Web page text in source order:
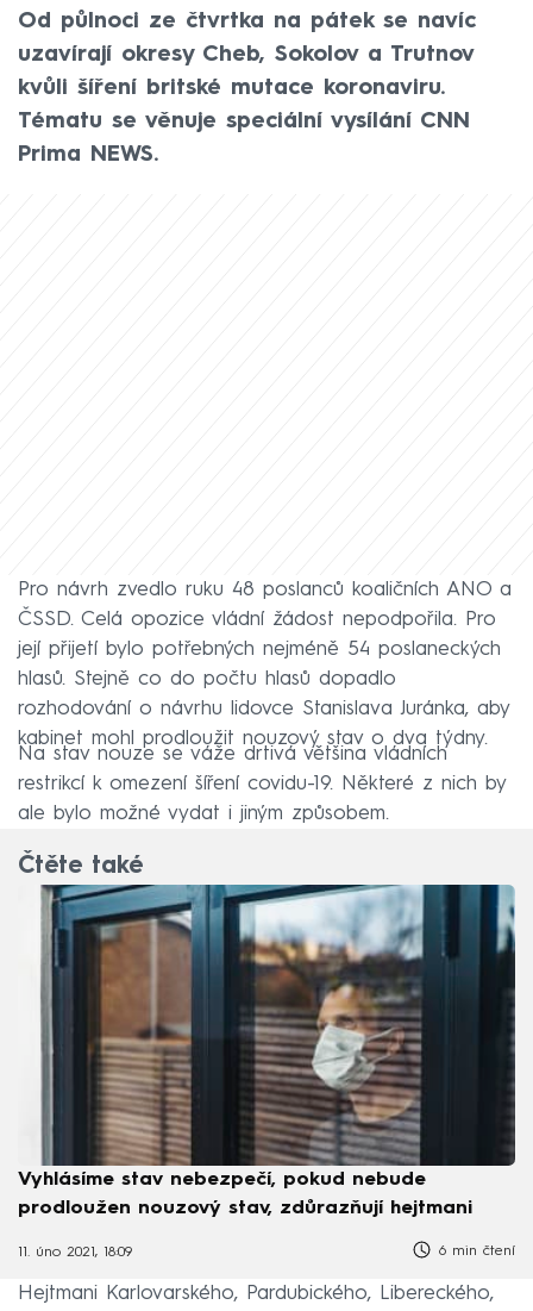
Od půlnoci ze čtvrtka na pátek se navíc
uzavírají okresy Cheb, Sokolov a Trutnov
kvůli šíření britské mutace koronaviru.
Tématu se věnuje speciální vysílání CNN
Prima NEWS.
Pro návrh zvedlo ruku 48 poslanců koaličních ANO a
ČSSD. Celá opozice vládní žádost nepodpořila. Pro
její přijetí bylo potřebných nejméně 54 poslaneckých
hlasů. Stejně co do počtu hlasů dopadlo
rozhodování o návrhu lidovce Stanislava Juránka, aby
kabinet mohl prodloužit nouzový stav o dva týdny.
Na stav nouze se váže drtivá většina vládních
restrikcí k omezení šíření covidu-19. Některé z nich by
ale bylo možné vydat i jiným způsobem.
Čtěte také
Vyhlásíme stav nebezpečí, pokud nebude
prodloužen nouzový stav, zdůrazňují hejtmani
11. úno 2021, 18:09 6 min čtení
Hejtmani Karlovarského, Pardubického, Libereckého,